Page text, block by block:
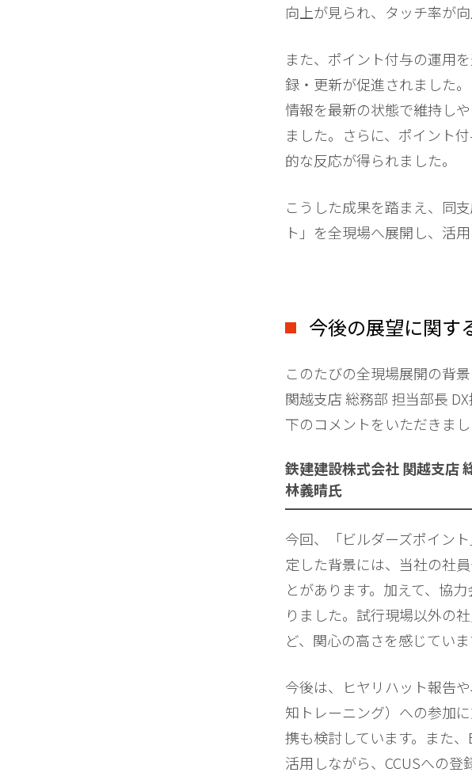
向上が見られ、タッチ率が向
また、ポイント付与の運用
録・更新が促進されました
情報を最新の状態で維持し
ました。さらに、ポイント
的な反応が得られました。
こうした成果を踏まえ、同
ト」を全現場へ展開し、活用
今後の展望に関す
このたびの全現場展開の背
関越支店 総務部 担当部長
下のコメントをいただきまし
鉄建建設株式会社 関越支店
林義晴氏
今回、「ビルダーズポイン
定した背景には、当社の社
とがあります。加えて、協
りました。試行現場以外の
ど、関心の高さを感じていま
今後は、ヒヤリハット報告
知トレーニング）への参加
携も検討しています。また
活用しながら、CCUSへの登